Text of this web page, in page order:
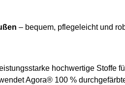
– bequem, pflegeleicht und
hochwertige Stoffe
Agora® 100 %